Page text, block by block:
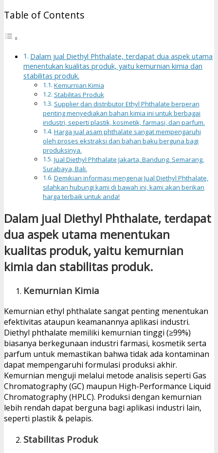
Table of Contents
Dalam jual Diethyl Phthalate, terdapat dua aspek utama
menentukan kualitas produk, yaitu kemurnian kimia dan
stabilitas produk.
Kemurnian Kimia
Stabilitas Produk
Supplier dan distributor Ethyl Phthalate berperan
penting menyediakan bahan kimia ini untuk berbagai
industri, seperti plastik, kosmetik, farmasi, dan parfum.
Harga jual asam phthalate sangat mempengaruhi
oleh proses ekstraksi dan bahan baku berguna bagi
produksinya.
Jual Diethyl Phthalate Jakarta, Bandung, Semarang,
Surabaya, Bali.
Demikian informasi mengenai Jual Diethyl Phthalate,
silahkan hubungi kami di bawah ini, kami akan berikan
harga terbaik untuk anda!
Dalam jual Diethyl Phthalate, terdapat
dua aspek utama menentukan
kualitas produk, yaitu kemurnian
kimia dan stabilitas produk.
Kemurnian Kimia
Kemurnian ethyl phthalate sangat penting menentukan
efektivitas ataupun keamanannya aplikasi industri.
Diethyl phthalate memiliki kemurnian tinggi (≥99%)
biasanya berkegunaan industri farmasi, kosmetik serta
parfum untuk memastikan bahwa tidak ada kontaminan
dapat mempengaruhi formulasi produksi akhir.
Kemurnian menguji melalui metode analisis seperti Gas
Chromatography (GC) maupun High-Performance Liquid
Chromatography (HPLC). Produksi dengan kemurnian
lebih rendah dapat berguna bagi aplikasi industri lain,
seperti plastik & pelapis.
Stabilitas Produk